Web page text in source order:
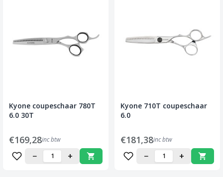
Kyone coupeschaar 780T
6.0 30T
€169,28inc btw
− +
Kyone 710T coupeschaar
6.0
€181,38inc btw
− +